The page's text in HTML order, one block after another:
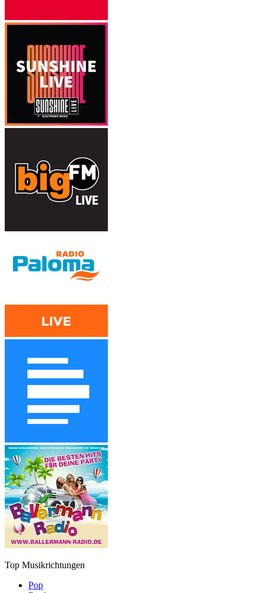
Top Musikrichtungen
Pop